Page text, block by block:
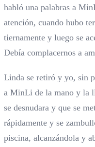
habló una palabras a
atención, cuando hubo
tiernamente y luego se
Debía complacernos a
Linda se retiró y yo, sin
a MinLi de la mano y la
se desnudara y que se
rápidamente y se
piscina, alcanzándola y